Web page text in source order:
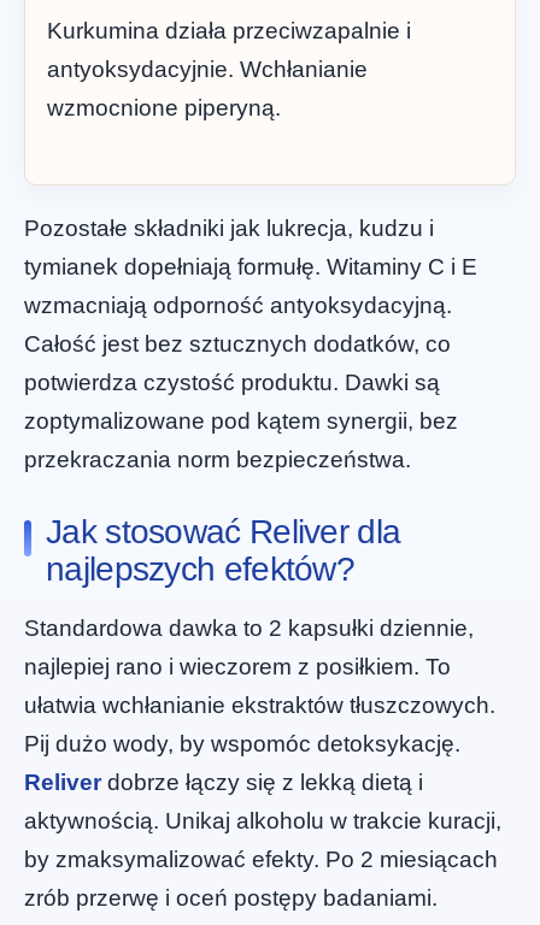
Kurkumina działa przeciwzapalnie i
antyoksydacyjnie. Wchłanianie
wzmocnione piperyną.
Pozostałe składniki jak lukrecja, kudzu i
tymianek dopełniają formułę. Witaminy C i E
wzmacniają odporność antyoksydacyjną.
Całość jest bez sztucznych dodatków, co
potwierdza czystość produktu. Dawki są
zoptymalizowane pod kątem synergii, bez
przekraczania norm bezpieczeństwa.
Jak stosować Reliver dla
najlepszych efektów?
Standardowa dawka to 2 kapsułki dziennie,
najlepiej rano i wieczorem z posiłkiem. To
ułatwia wchłanianie ekstraktów tłuszczowych.
Pij dużo wody, by wspomóc detoksykację.
Reliverdobrze łączy się z lekką dietą i
aktywnością. Unikaj alkoholu w trakcie kuracji,
by zmaksymalizować efekty. Po 2 miesiącach
zrób przerwę i oceń postępy badaniami.